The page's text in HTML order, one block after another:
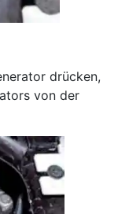
drücken,
von der